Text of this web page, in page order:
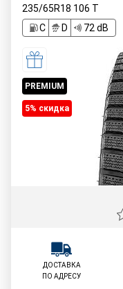
235/65R18 106 T
C
D 72 dB
PREMIUM
5% cкидка
ДОСТАВКА
ПО АДРЕСУ